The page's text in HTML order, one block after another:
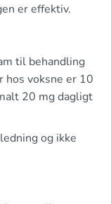
er effektiv.
til behandling
hos voksne er 10
20 mg dagligt
og ikke